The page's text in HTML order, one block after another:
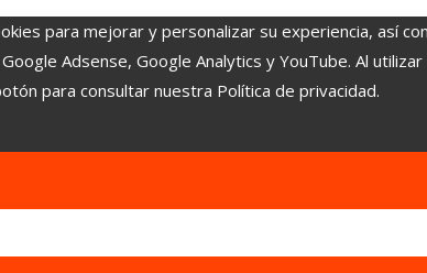
para mejorar y personalizar su experiencia, así
Adsense, Google Analytics y YouTube. Al
para consultar nuestra Política de privacidad.